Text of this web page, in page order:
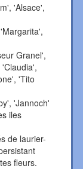
'Alsace',
Granel',
'Tito
'Jannoch'
iles
de laurier-
fleurs.